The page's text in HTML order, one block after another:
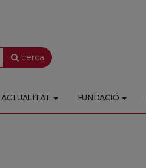
cerca
ACTUALITAT FUNDACIÓ